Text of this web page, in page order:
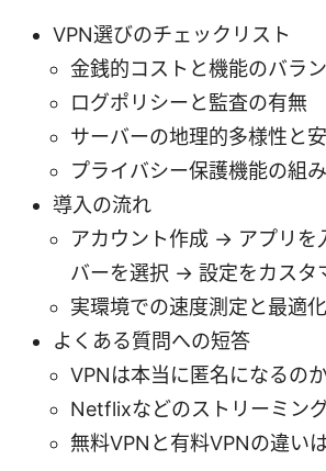
VPN選びのチェックリスト
金銭的コストと機能のバラ
ログポリシーと監査の有無
サーバーの地理的多様性と
プライバシー保護機能の組
導入の流れ
アカウント作成 → アプリ
バーを選択 → 設定をカスタ
実環境での速度測定と最適
よくある質問への短答
VPNは本当に匿名になるの
Netflixなどのストリーミン
無料VPNと有料VPNの違い